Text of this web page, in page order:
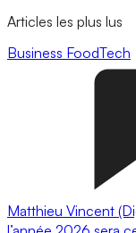
Articles les plus lus
Business FoodTech
Matthieu Vincent